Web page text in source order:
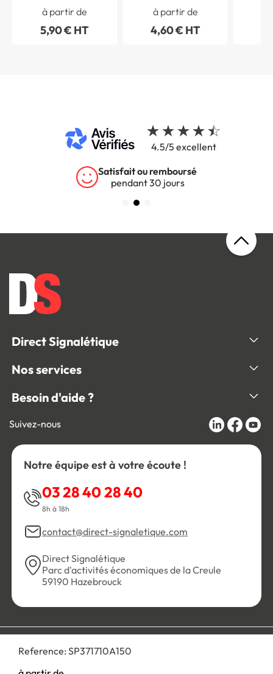
Reference: SP371710A150
à partir de
5,90 € HT
à partir de
4,60 € HT
4.5/5 excellent
Satisfait ou remboursé
pendant 30 jours
Direct Signalétique
Nos services
Besoin d'aide ?
Suivez-nous
Notre équipe est à votre écoute !
03 28 40 28 40
8h à 18h
contact@direct-signaletique.com
Direct Signalétique
Parc d'activités économiques de la Creule
59190 Hazebrouck
Personnaliser les cookies